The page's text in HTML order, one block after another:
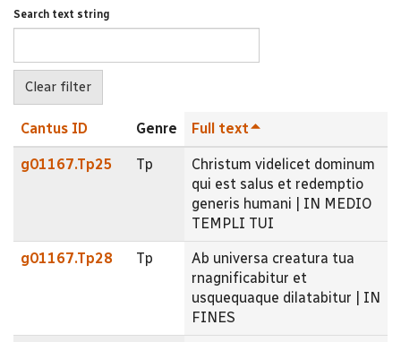
Search text string
Cantus ID Genre Full text
g01167.Tp25 Tp
Christum videlicet dominum
qui est salus et redemptio
generis humani | IN MEDIO
TEMPLI TUI
g01167.Tp28 Tp
Ab universa creatura tua
rnagnificabitur et
usquequaque dilatabitur | IN
FINES